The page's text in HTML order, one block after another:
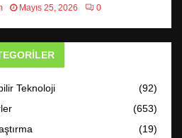
Mayıs 25, 2026 0
Teknoloji
(92)
(653)
(19)